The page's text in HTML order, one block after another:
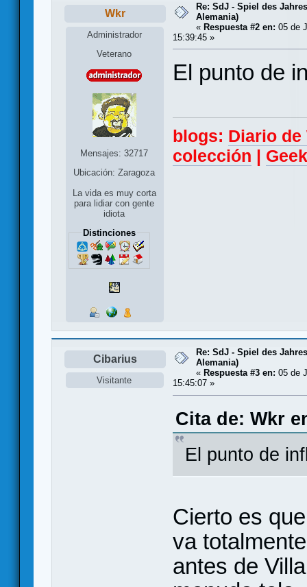
Wkr
Administrador
Veterano
Mensajes: 32717
Ubicación: Zaragoza
La vida es muy corta
para lidiar con gente
idiota
Distinciones
Re: SdJ - Spiel des
Alemania)
« Respuesta #2 en: 05 de
15:39:45 »
El punto de
blogs: Diario
colección |
Cibarius
Visitante
Re: SdJ - Spiel des
Alemania)
« Respuesta #3 en: 05 de
15:45:07 »
Cita de: Wkr
El punto de
Cierto es
va
antes de